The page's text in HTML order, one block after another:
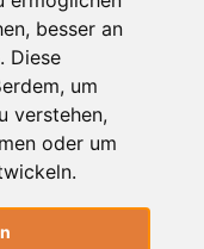
besser an
Diese
um
verstehen,
oder um